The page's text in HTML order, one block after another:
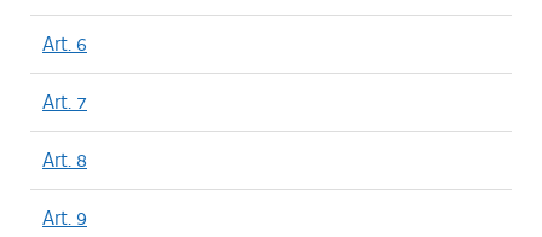
Art. 6
Art. 7
Art. 8
Art. 9